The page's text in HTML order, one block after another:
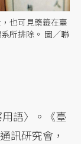
也可見藥籤在臺
所排除。 圖／聯
語〉。《臺
訊研究會，